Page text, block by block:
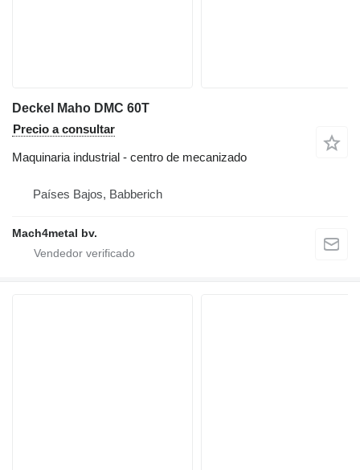
Deckel Maho DMC 60T
Precio a consultar
Maquinaria industrial - centro de mecanizado
Países Bajos, Babberich
Mach4metal bv.